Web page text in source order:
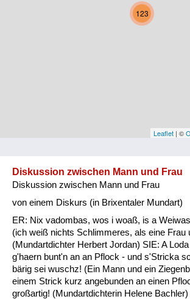
Niederösterreich
Oberösterreich
Vorarlberg
Kategorie
Natur und
Fluchen und
Mensch, Tier
Schmankerln und
123
Leaflet | ©
Diskussion zwischen Mann und Frau
Diskussion zwischen Mann und Frau
von einem Diskurs (in Brixentaler Mundart)
ER: Nix vadombas, wos i woaß, is a
(ich weiß nichts Schlimmeres, als eine Frau
(Mundartdichter Herbert Jordan) SIE: A
g'haern bunt'n an an Pflock - und s'Stricka
bärig sei wuschz! (Ein Mann und ein
einem Strick kurz angebunden an einen
großartig! (Mundartdichterin Helene Bachler)